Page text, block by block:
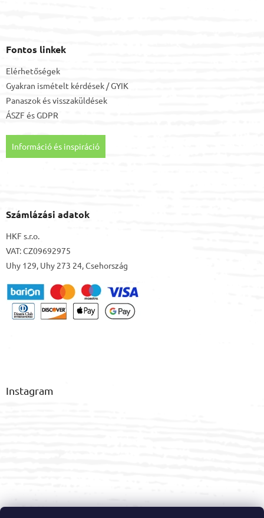
Fontos linkek
Elérhetőségek
Gyakran ismételt kérdések / GYIK
Panaszok és visszaküldések
ÁSZF ésGDPR
Információ és inspiráció
Számlázási adatok
HKF s.r.o.
VAT: CZ09692975
Uhy 129, Uhy 273 24, Csehország
Instagram